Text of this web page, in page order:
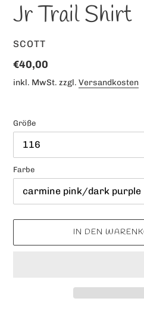
Jr Trail Shirt
VERKÄUFER
SCOTT
Normaler
Preis
€40,00
inkl. MwSt. zzgl. Versandkosten
Größe
Farbe
IN DEN